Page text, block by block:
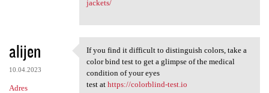
jackets/
alijen
10.04.2023
Adres
If you find it difficult to
If you find it difficult to distinguish colors, take a
color bind test to get a glimpse of the medical
condition of your eyes
test at https://colorblind-test.io